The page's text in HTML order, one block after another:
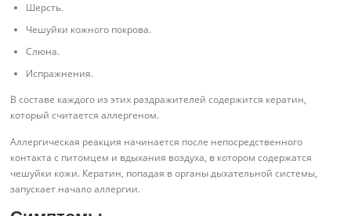
Шерсть.
Чешуйки кожного покрова.
Слюна.
Испражнения.
В составе каждого из этих раздражителей содержится кератин,
который считается аллергеном.
Аллергическая реакция начинается после непосредственного
контакта с питомцем и вдыхания воздуха, в котором содержатся
чешуйки кожи. Кератин, попадая в органы дыхательной системы,
запускает начало аллергии.